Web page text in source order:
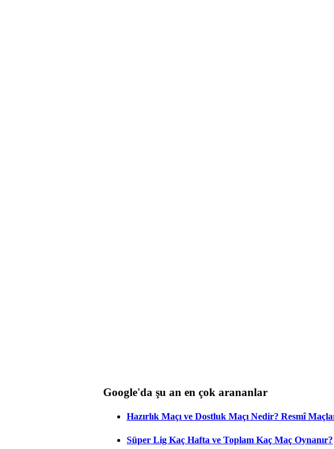
Google'da şu an en çok arananlar
Hazırlık Maçı ve Dostluk Maçı Nedir? Resmî
Süper Lig Kaç Hafta ve Toplam Kaç Maç Oynanır?